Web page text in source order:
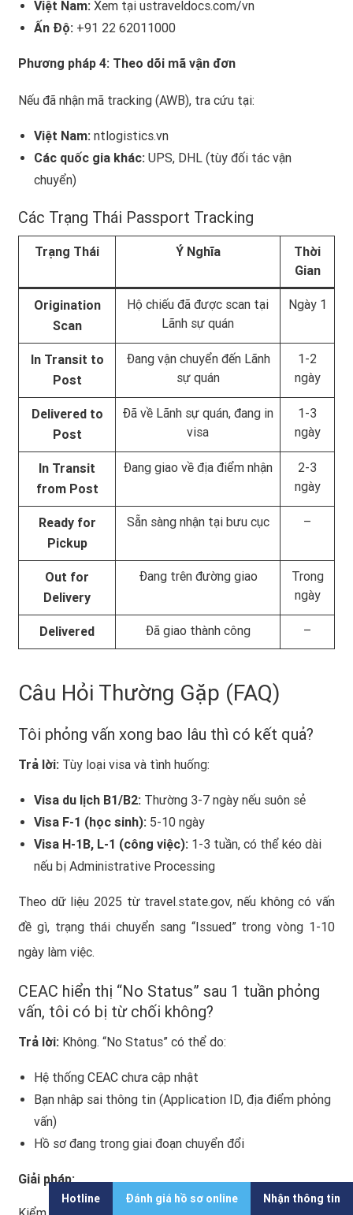
Hotline Đánh giá hồ sơ online Nhận thông tin
Việt Nam: Xem tại ustraveldocs.com/vn
Ấn Độ: +91 22 62011000
Phương pháp 4: Theo dõi mã vận đơn
Nếu đã nhận mã tracking (AWB), tra cứu tại:
Việt Nam: ntlogistics.vn
Các quốc gia khác: UPS, DHL (tùy đối tác vận
chuyển)
Các Trạng Thái Passport Tracking
Trạng Thái Ý Nghĩa
Thời
Gian
Origination
Scan
Hộ chiếu đã được scan tại
Lãnh sự quán
Ngày 1
In Transit to
Post
Đang vận chuyển đến Lãnh
sự quán
1-2
ngày
Delivered to
Post
Đã về Lãnh sự quán, đang in
visa
1-3
ngày
In Transit
from Post
Đang giao về địa điểm nhận
2-3
ngày
Ready for
Pickup
Sẵn sàng nhận tại bưu cục –
Out for
Delivery
Đang trên đường giao
Trong
ngày
Delivered Đã giao thành công –
Câu Hỏi Thường Gặp (FAQ)
Tôi phỏng vấn xong bao lâu thì có kết quả?
Trả lời: Tùy loại visa và tình huống:
Visa du lịch B1/B2: Thường 3-7 ngày nếu suôn sẻ
Visa F-1 (học sinh): 5-10 ngày
Visa H-1B, L-1 (công việc): 1-3 tuần, có thể kéo dài
nếu bị Administrative Processing
Theo dữ liệu 2025 từ travel.state.gov, nếu không có vấn
đề gì, trạng thái chuyển sang “Issued” trong vòng 1-10
ngày làm việc.
CEAC hiển thị “No Status” sau 1 tuần phỏng
vấn, tôi có bị từ chối không?
Trả lời: Không. “No Status” có thể do:
Hệ thống CEAC chưa cập nhật
Bạn nhập sai thông tin (Application ID, địa điểm phỏng
vấn)
Hồ sơ đang trong giai đoạn chuyển đổi
Giải pháp: